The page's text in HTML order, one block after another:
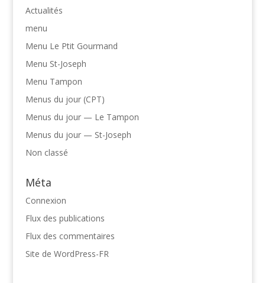
Actualités
menu
Menu Le Ptit Gourmand
Menu St-Joseph
Menu Tampon
Menus du jour (CPT)
Menus du jour — Le Tampon
Menus du jour — St-Joseph
Non classé
Méta
Connexion
Flux des publications
Flux des commentaires
Site de WordPress-FR